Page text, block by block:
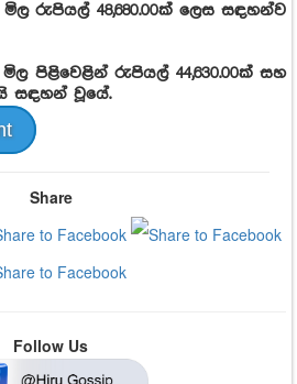
මිල රුපියල් 48,680.00ක් ලෙස සඳහන්ව
මිල පිළිවෙළින් රුපියල් 44,630.00ක් සහ
සඳහන් වූයේ.
Share
Follow Us